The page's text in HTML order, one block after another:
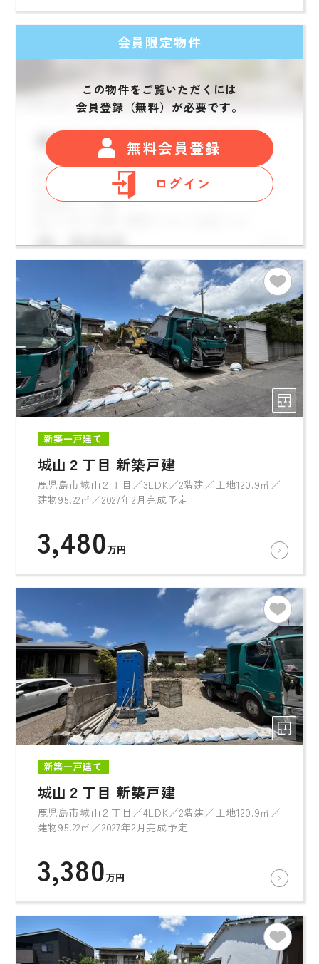
会員限定物件
この物件をご覧いただくには
会員登録（無料）が必要です。
無料会員登録
ログイン
新築一戸建て
城山２丁目 新築戸建
鹿児島市城山２丁目／3LDK／2階建／土地120.9㎡／
建物95.22㎡／2027年2月完成予定
3,480万円
新築一戸建て
城山２丁目 新築戸建
鹿児島市城山２丁目／4LDK／2階建／土地120.9㎡／
建物95.22㎡／2027年2月完成予定
3,380万円